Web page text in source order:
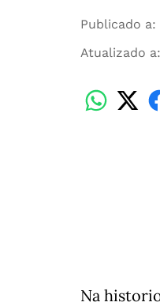
Publicado a:
Atualizado a:
Na